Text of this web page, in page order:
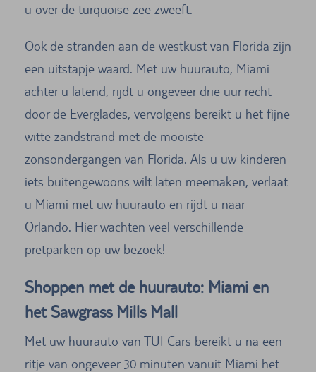
u over de turquoise zee zweeft.
Ook de stranden aan de westkust van Florida zijn
een uitstapje waard. Met uw huurauto, Miami
achter u latend, rijdt u ongeveer drie uur recht
door de Everglades, vervolgens bereikt u het fijne
witte zandstrand met de mooiste
zonsondergangen van Florida. Als u uw kinderen
iets buitengewoons wilt laten meemaken, verlaat
u Miami met uw huurauto en rijdt u naar
Orlando. Hier wachten veel verschillende
pretparken op uw bezoek!
Shoppen met de huurauto: Miami en
het Sawgrass Mills Mall
Met uw huurauto van TUI Cars bereikt u na een
ritje van ongeveer 30 minuten vanuit Miami het